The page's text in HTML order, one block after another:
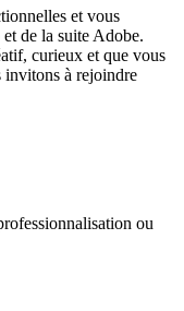
et vous
de la suite Adobe.
curieux et que vous
invitons à rejoindre
ou